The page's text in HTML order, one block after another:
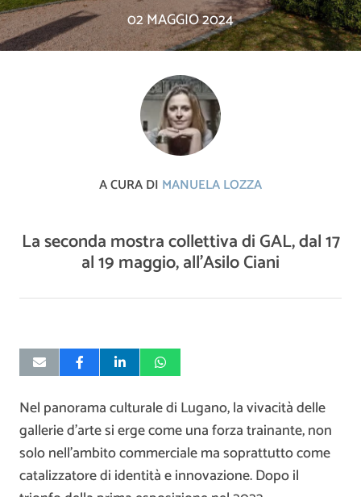
02 MAGGIO 2024
A CURA DI MANUELA LOZZA
La seconda mostra collettiva di GAL, dal 17
al 19 maggio, all'Asilo Ciani
Nel panorama culturale di Lugano, la vivacità delle
gallerie d’arte si erge come una forza trainante, non
solo nell’ambito commerciale ma soprattutto come
catalizzatore di identità e innovazione. Dopo il